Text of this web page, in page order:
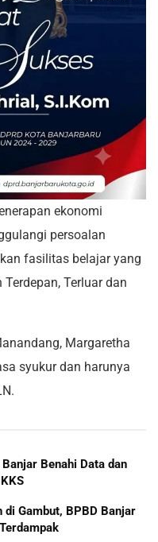
ekonomi
persoalan
fasilitas belajar yang
Terluar dan
Margaretha
syukur dan harunya
Benahi Data dan
di Gambut, BPBD Banjar